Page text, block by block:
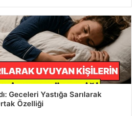
Geceleri Yastığa Sarılarak
Özelliği